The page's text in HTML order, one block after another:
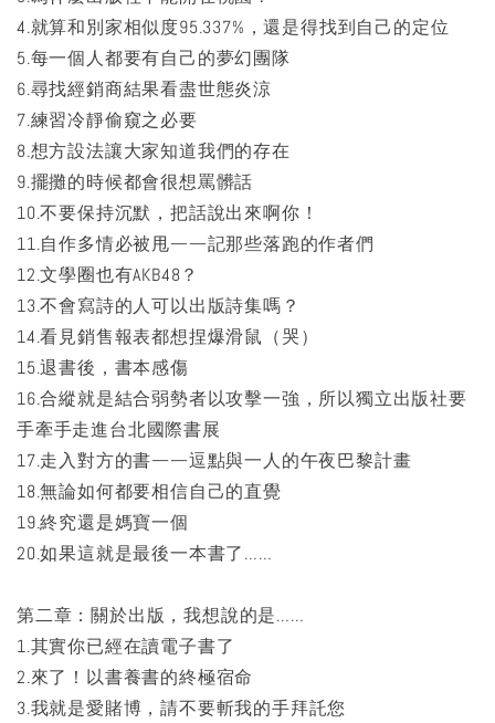
4.就算和別家相似度95.337%，還是得找到自己的定位
5.每一個人都要有自己的夢幻團隊
6.尋找經銷商結果看盡世態炎涼
7.練習冷靜偷窺之必要
8.想方設法讓大家知道我們的存在
9.擺攤的時候都會很想罵髒話
10.不要保持沉默，把話說出來啊你！
11.自作多情必被甩——記那些落跑的作者們
12.文學圈也有AKB48？
13.不會寫詩的人可以出版詩集嗎？
14.看見銷售報表都想捏爆滑鼠（哭）
15.退書後，書本感傷
16.合縱就是結合弱勢者以攻擊一強，所以獨立出版社要
手牽手走進台北國際書展
17.走入對方的書——逗點與一人的午夜巴黎計畫
18.無論如何都要相信自己的直覺
19.終究還是媽寶一個
20.如果這就是最後一本書了……
第二章：關於出版，我想說的是……
1.其實你已經在讀電子書了
2.來了！以書養書的終極宿命
3.我就是愛賭博，請不要斬我的手拜託您